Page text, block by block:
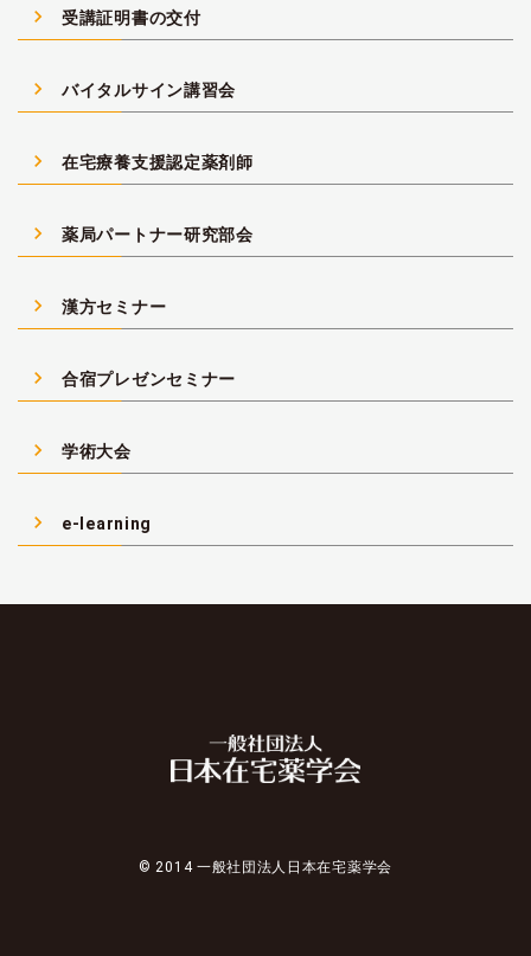
navigate_next 受講証明書の交付
navigate_next バイタルサイン講習会
navigate_next 在宅療養支援認定薬剤師
navigate_next 薬局パートナー研究部会
navigate_next 漢方セミナー
navigate_next 合宿プレゼンセミナー
navigate_next 学術大会
navigate_next e-learning
© 2014 一般社団法人日本在宅薬学会